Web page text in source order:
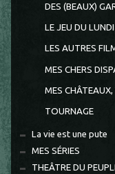
DES (BEAUX)
LE JEU DU LUNDI
LES AUTRES
MES CHERS
MES
TOURNAGE
La vie est une pute
MES SÉRIES
THEÂTRE DU